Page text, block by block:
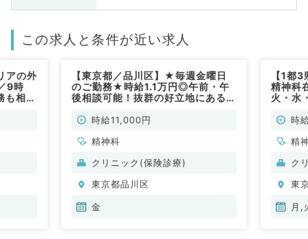
この求人と条件が近い求人
アの外
9時
相談
【東京都／品川区】★毎週金曜日
のご勤務★時給1.1万円◎午前・午
後相談可能！抜群の好立地にあるク
勤務です！（精神科／非常勤）
時給11,000円
精神科
クリニック(保険診療)
東京都品川区
金
【1都
精神科
火・水
す！時
精
ク
東
月,